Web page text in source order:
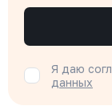
Я даю
данных